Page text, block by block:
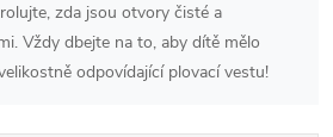
zda jsou otvory čisté a
Vždy dbejte na to, aby dítě mělo
odpovídající plovací vestu!